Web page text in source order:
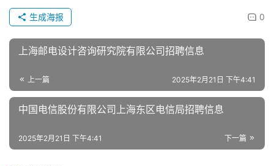
0
生成海报
上海邮电设计咨询研究院有限公司招聘信息
上一篇 2025年2月21日 下午4:41
中国电信股份有限公司上海东区电信局招聘信息
下一篇
2025年2月21日 下午4:41